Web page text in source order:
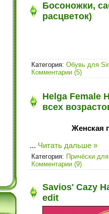
Босоножки,
расцветок)
Категория: Обувь для
Комментарии (5)
Helga Female
всех
Женская
... Читать дальше »
Категория: Причёски
Комментарии (9)
Savios' Cazy
edit